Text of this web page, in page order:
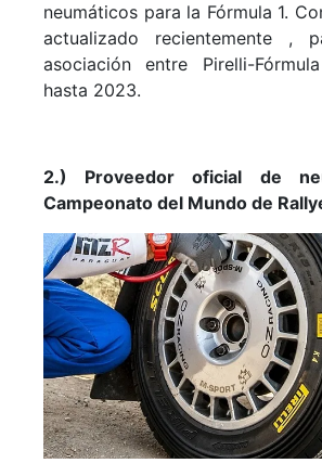
neumáticos para la Fórmula 1.
actualizado recientemente ,
asociación entre Pirelli-
hasta 2023.
2.) Proveedor oficial de
Campeonato del Mundo de